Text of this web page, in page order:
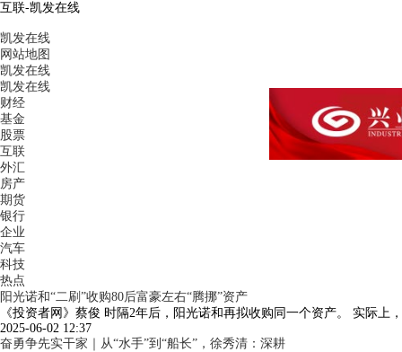
互联-凯发在线
凯发在线
网站地图
凯发在线
凯发在线
财经
基金
股票
互联
外汇
房产
期货
银行
企业
汽车
科技
热点
阳光诺和“二刷”收购80后富豪左右“腾挪”资产
《投资者网》蔡俊 时隔2年后，阳光诺和再拟收购同一个资产。 实际
2025-06-02 12:37
奋勇争先实干家｜从“水手”到“船长”，徐秀清：深耕